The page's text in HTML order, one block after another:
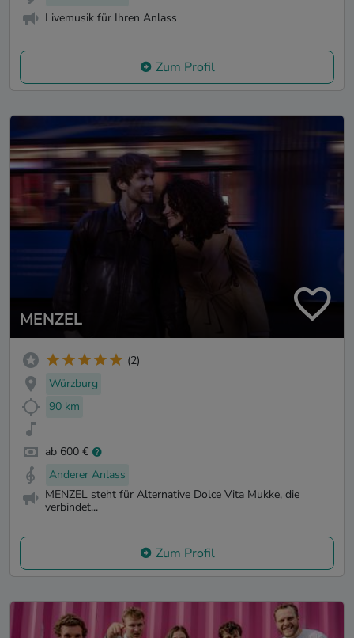
Livemusik für Ihren Anlass
Zum Profil
MENZEL
(2)
Würzburg
90 km
ab 600 €
Anderer Anlass
MENZEL steht für Alternative Dolce Vita Mukke, die
verbindet...
Zum Profil